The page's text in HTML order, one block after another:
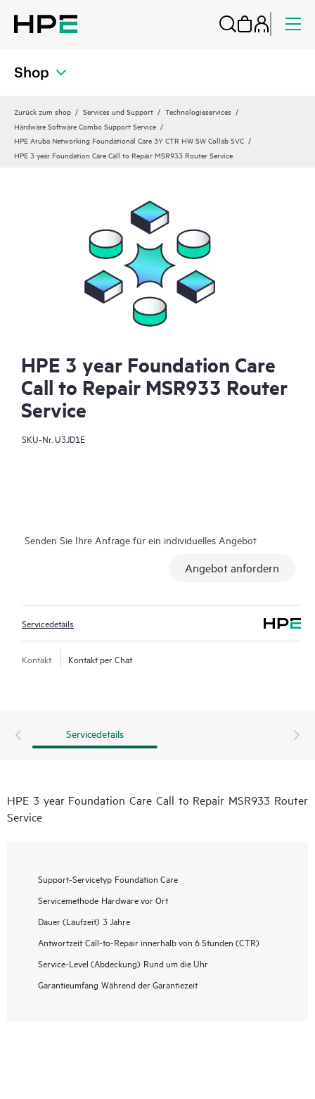
Shop
Zurück zum shop Services und Support
Technologieservices
Hardware Software Combo Support Service
HPE Aruba Networking Foundational Care 3Y CTR HW SW Collab SVC
HPE 3 year Foundation Care Call to Repair MSR933 Router Service
HPE 3 year Foundation Care
Call to Repair MSR933 Router
Service
SKU-Nr. U3JD1E
Senden Sie Ihre Anfrage für ein individuelles Angebot
Angebot anfordern
Servicedetails
Kontakt Kontakt per Chat
Servicedetails
HPE 3 year Foundation Care Call to Repair MSR933 Router
Service
Support-Servicetyp Foundation Care
Servicemethode Hardware vor Ort
Dauer (Laufzeit) 3 Jahre
Antwortzeit Call-to-Repair innerhalb von 6 Stunden (CTR)
Service-Level (Abdeckung) Rund um die Uhr
Garantieumfang Während der Garantiezeit